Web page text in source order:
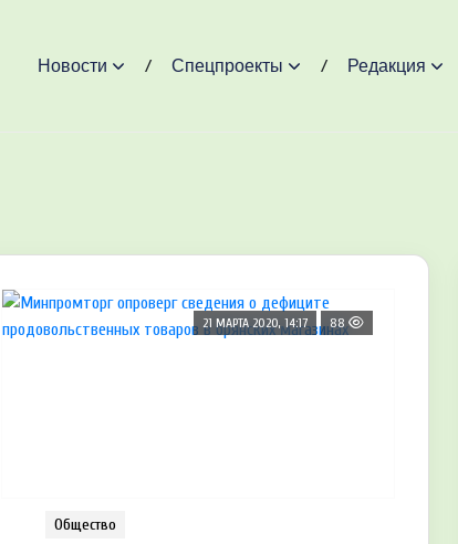
Новости Спецпроекты Редакция
21 МАРТА 2020, 14:17 88
Общество